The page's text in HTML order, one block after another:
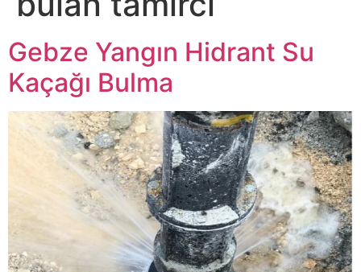
Gebze Yangın Hidrant Su
Kaçağı Bulma